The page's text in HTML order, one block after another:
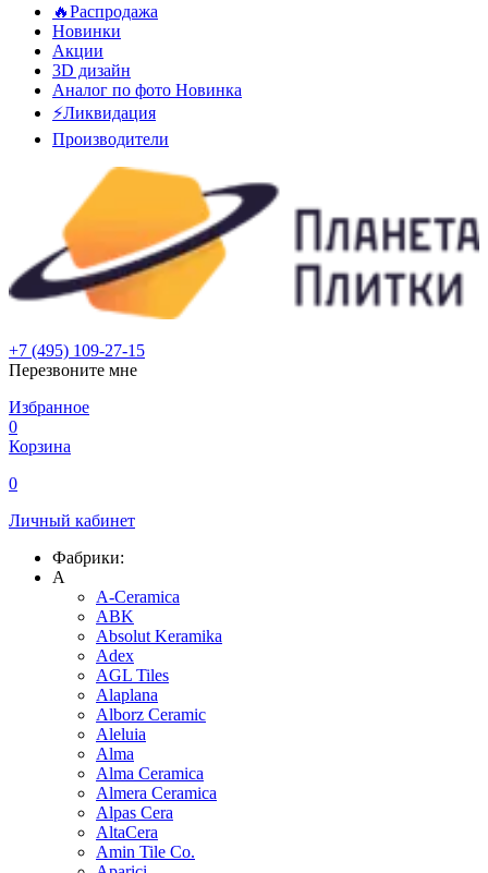
🔥Распродажа
Новинки
Акции
3D дизайн
Аналог по фото Новинка
⚡Ликвидация
Производители
+7 (495) 109-27-15
Перезвоните мне
Избранное
0
Корзина
0
Личный кабинет
Фабрики:
A
A-Ceramica
ABK
Absolut Keramika
Adex
AGL Tiles
Alaplana
Alborz Ceramic
Aleluia
Alma
Alma Ceramica
Almera Ceramica
Alpas Cera
AltaCera
Amin Tile Co.